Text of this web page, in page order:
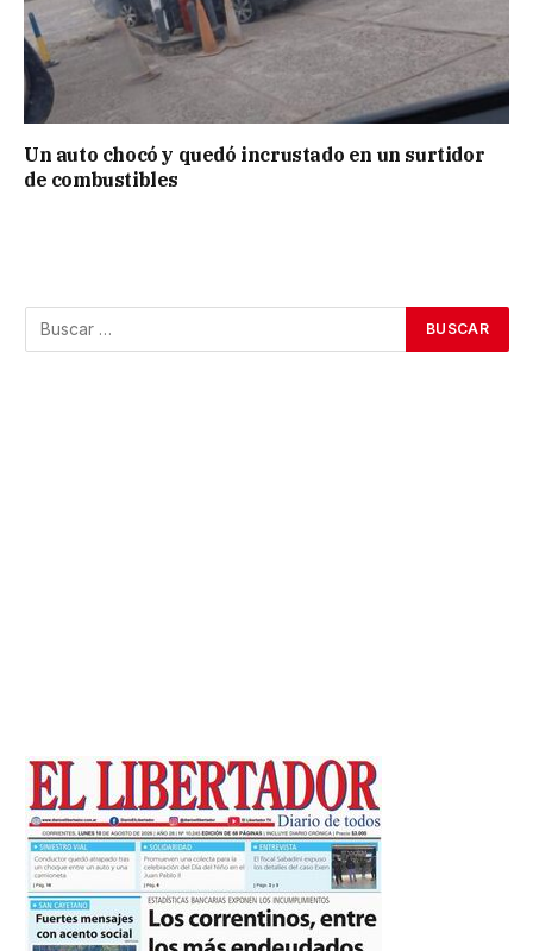
Un auto chocó y quedó incrustado en un surtidor
de combustibles